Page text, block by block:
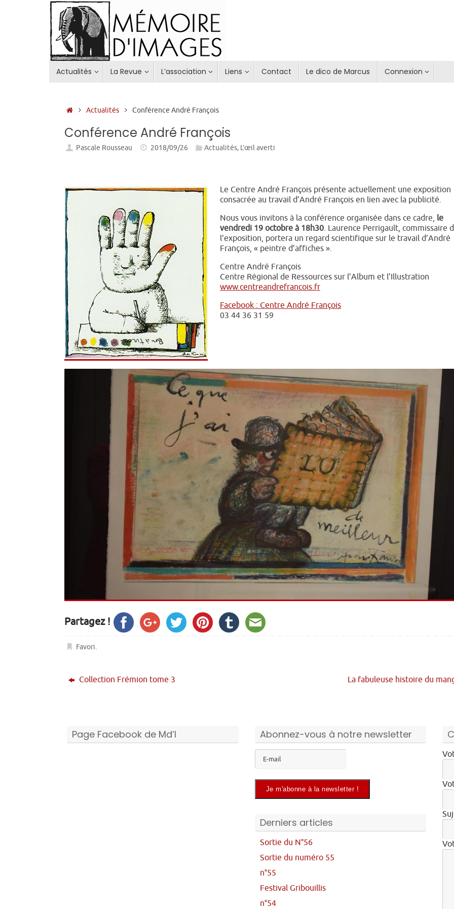
Actualités La Revue L’association Liens Contact Le dico de Marcus Connexion
Accueil
Actualités Conférence André François
Conférence André François
Pascale Rousseau 2018/09/26 Actualités, L’œil averti
Le Centre André François présente actuellement une exposition
consacrée au travail d’André François en lien avec la publicité.
Nous vous invitons à la conférence organisée dans ce cadre, le
vendredi 19 octobre à 18h30. Laurence Perrigault, commissaire
l’exposition, portera un regard scientifique sur le travail d’André
François, « peintre d’affiches ».
Centre André François
Centre Régional de Ressources sur l’Album et l’Illustration
www.centreandrefrancois.fr
Facebook : Centre André François
03 44 36 31 59
Partagez !
Favori
Collection Frémion tome 3 La fabuleuse histoire du
Page Facebook de Md’I Abonnez-vous à notre newsletter
Derniers articles
Sortie du N°56
Sortie du numéro 55
n°55
Festival Gribouillis
n°54